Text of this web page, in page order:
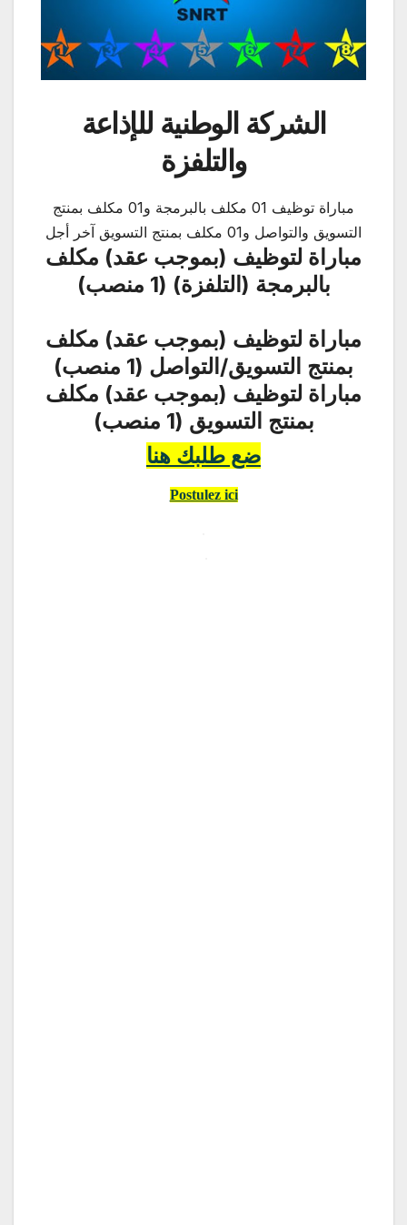
الشركة الوطنية للإذاعة
والتلفزة
مباراة توظيف 01 مكلف بالبرمجة و01 مكلف بمنتج
التسويق والتواصل و01 مكلف بمنتج التسويق آخر أجل
مباراة لتوظيف (بموجب عقد) مكلف
بالبرمجة (التلفزة) (1 منصب)
مباراة لتوظيف (بموجب عقد) مكلف
بمنتج التسويق/التواصل (1 منصب)
مباراة لتوظيف (بموجب عقد) مكلف
بمنتج التسويق (1 منصب)
ضع طلبك هنا
Postulez ici